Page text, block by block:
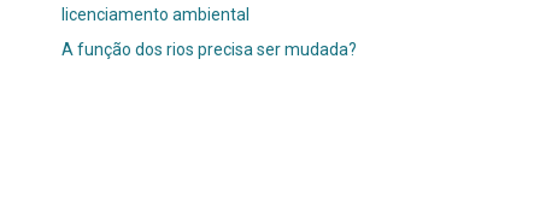
licenciamento ambiental
A função dos rios precisa ser mudada?